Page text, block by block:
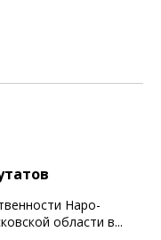
Наро-
области в...